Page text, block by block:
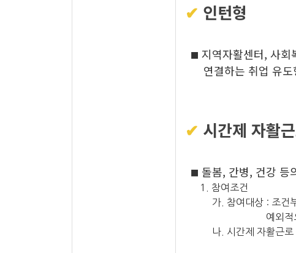
✔ 인턴형
■ 지역자활센터, 사회
연결하는 취업 유
✔ 시간제 자활
■ 돌봄, 간병, 건강 등
1. 참여조건
가. 참여대상 : 조건부
예외적으로 시
나. 시간제 자활근로 참